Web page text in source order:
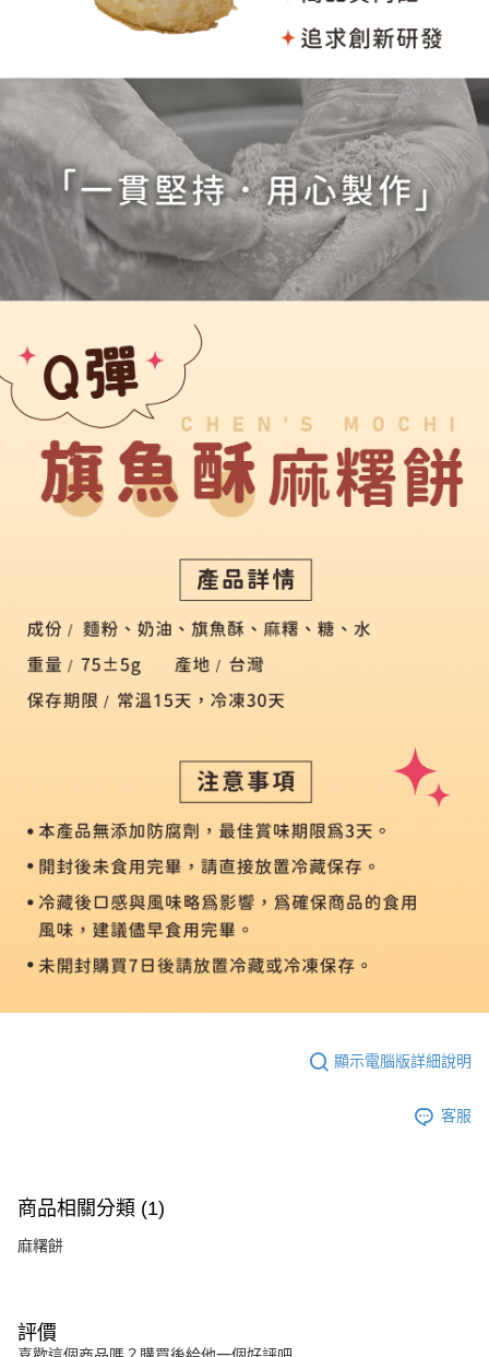
顯示電腦版詳細說明
客服
商品相關分類 (1)
麻糬餅
評價